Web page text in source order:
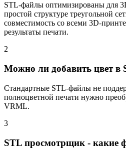
STL-файлы оптимизированы для
простой структуре треугольной
совместимость со всеми 3D-
результаты печати.
2
Можно ли добавить цвет в
Стандартные STL-файлы не
полноцветной печати нужно
VRML.
3
STL просмотрщик - какие